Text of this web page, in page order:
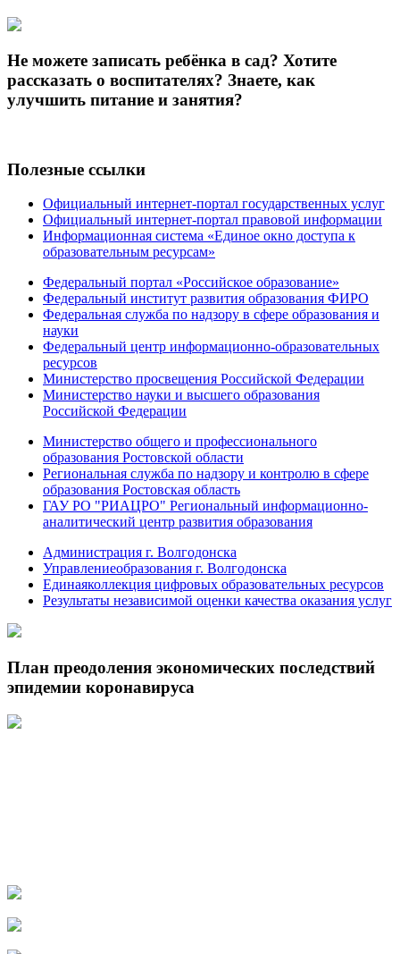
Не можете записать ребёнка в сад? Хотите
рассказать о воспитателях? Знаете, как
улучшить питание и занятия?
Полезные ссылки
Официальный интернет-портал государственных услуг
Официальный интернет-портал правовой информации
Информационная система «Единое окно доступа к
образовательным ресурсам»
Федеральный портал «Российское образование»
Федеральный институт развития образования ФИРО
Федеральная служба по надзору в сфере образования и
науки
Федеральный центр информационно-образовательных
ресурсов
Министерство просвещения Российской Федерации
Министерство науки и высшего образования
Российской Федерации
Министерство общего и профессионального
образования Ростовской области
Региональная служба по надзору и контролю в сфере
образования Ростовская область
ГАУ РО "РИАЦРО" Региональный информационно-
аналитический центр развития образования
Администрация г. Волгодонска
Управлениеобразования г. Волгодонска
Единаяколлекция цифровых образовательных ресурсов
Результаты независимой оценки качества оказания услуг
План преодоления экономических последствий
эпидемии коронавируса